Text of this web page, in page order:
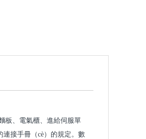
板、電氣櫃、進給伺服單
連接手冊（cè）的規定。數